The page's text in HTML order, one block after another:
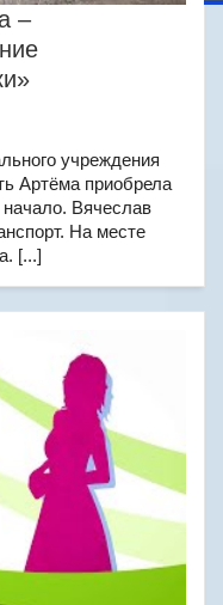
–
учреждения
Артёма приобрела
начало. Вячеслав
На месте
[...]